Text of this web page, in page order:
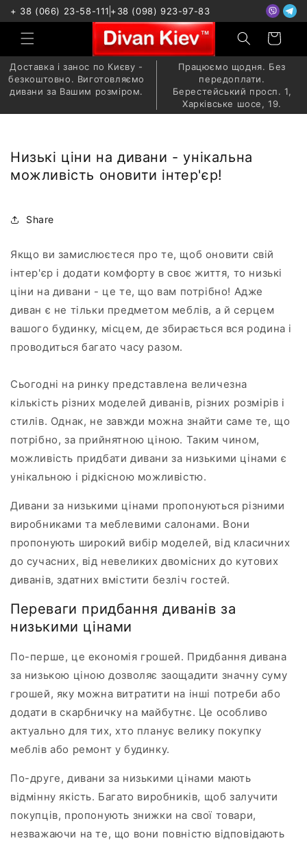
+ 38 (066) 23-58-111 +38 (098) 923-97-83
Доставка і занос по Києву -
безкоштовно. Виготовляємо
дивани за Вашим розміром.
Працюємо щодня. Без
передоплати.
Берестейський просп. 1,
Харківське шосе, 19.
Низькі ціни на дивани - унікальна
можливість оновити інтер'єр!
Share
Якщо ви замислюєтеся про те, щоб оновити свій
інтер'єр і додати комфорту в своє життя, то низькі
ціни на дивани - це те, що вам потрібно! Адже
диван є не тільки предметом меблів, а й серцем
вашого будинку, місцем, де збирається вся родина і
проводиться багато часу разом.
Сьогодні на ринку представлена величезна
кількість різних моделей диванів, різних розмірів і
стилів. Однак, не завжди можна знайти саме те, що
потрібно, за прийнятною ціною. Таким чином,
можливість придбати дивани за низькими цінами є
унікальною і рідкісною можливістю.
Дивани за низькими цінами пропонуються різними
виробниками та меблевими салонами. Вони
пропонують широкий вибір моделей, від класичних
до сучасних, від невеликих двомісних до кутових
диванів, здатних вмістити безліч гостей.
Переваги придбання диванів за
низькими цінами
По-перше, це економія грошей. Придбання дивана
за низькою ціною дозволяє заощадити значну суму
грошей, яку можна витратити на інші потреби або
додати в скарбничку на майбутнє. Це особливо
актуально для тих, хто планує велику покупку
меблів або ремонт у будинку.
По-друге, дивани за низькими цінами мають
відмінну якість. Багато виробників, щоб залучити
покупців, пропонують знижки на свої товари,
незважаючи на те, що вони повністю відповідають